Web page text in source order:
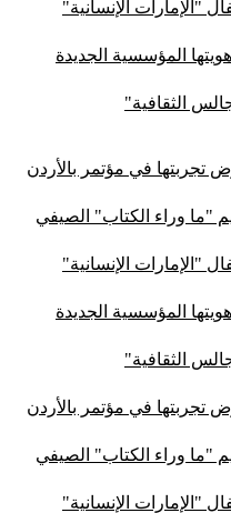
المؤسسية الجديدة
الثقافية"
تجربتها في مؤتمر بالأردن
"ما وراء الكتاب" الصيفي
المؤسسية الجديدة
الثقافية"
تجربتها في مؤتمر بالأردن
"ما وراء الكتاب" الصيفي